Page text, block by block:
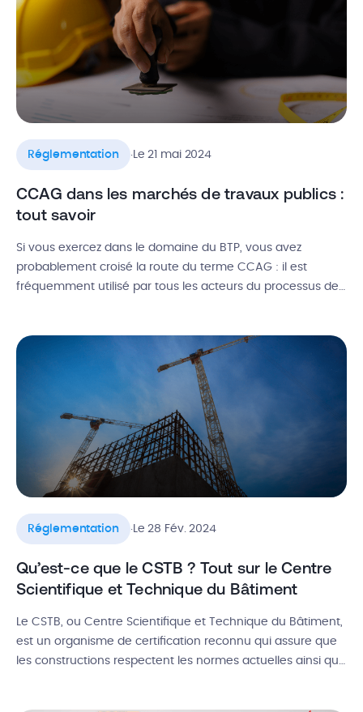
Réglementation .Le 21 mai 2024
CCAG dans les marchés de travaux publics :
tout savoir
Si vous exercez dans le domaine du BTP, vous avez
probablement croisé la route du terme CCAG : il est
fréquemment utilisé par tous les acteurs du processus de
Clauses Administratives Générales joue effectivement un
Réglementation Le 28 Fév. 2024
Qu’est-ce que le CSTB ? Tout sur le Centre
Scientifique et Technique du Bâtiment
Le CSTB, ou Centre Scientifique et Technique du Bâtiment,
est un organisme de certification reconnu qui assure que
les constructions respectent les normes actuelles ainsi que